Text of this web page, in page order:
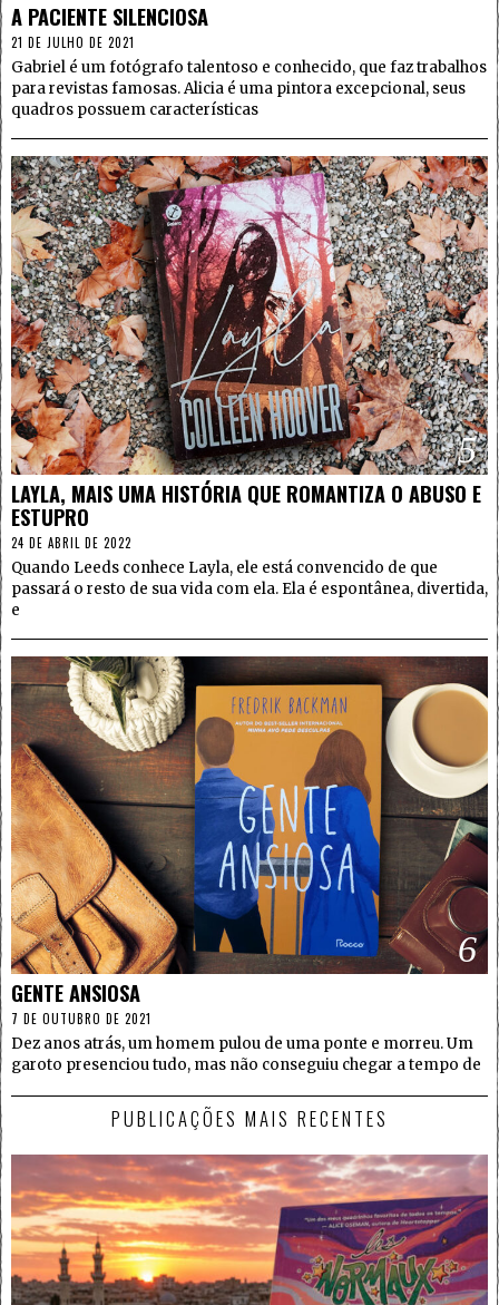
A PACIENTE SILENCIOSA
21 DE JULHO DE 2021
Gabriel é um fotógrafo talentoso e conhecido, que faz trabalhos
para revistas famosas. Alicia é uma pintora excepcional, seus
quadros possuem características
5
LAYLA, MAIS UMA HISTÓRIA QUE ROMANTIZA O ABUSO E
ESTUPRO
24 DE ABRIL DE 2022
Quando Leeds conhece Layla, ele está convencido de que
passará o resto de sua vida com ela. Ela é espontânea, divertida,
e
6
GENTE ANSIOSA
7 DE OUTUBRO DE 2021
Dez anos atrás, um homem pulou de uma ponte e morreu. Um
garoto presenciou tudo, mas não conseguiu chegar a tempo de
PUBLICAÇÕES MAIS RECENTES